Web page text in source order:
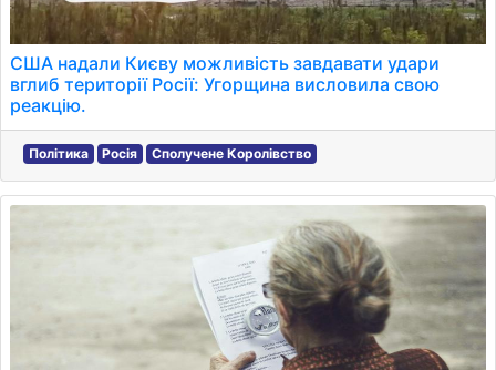
США надали Києву можливість завдавати удари
вглиб території Росії: Угорщина висловила свою
реакцію.
Політика Росія Сполучене Королівство